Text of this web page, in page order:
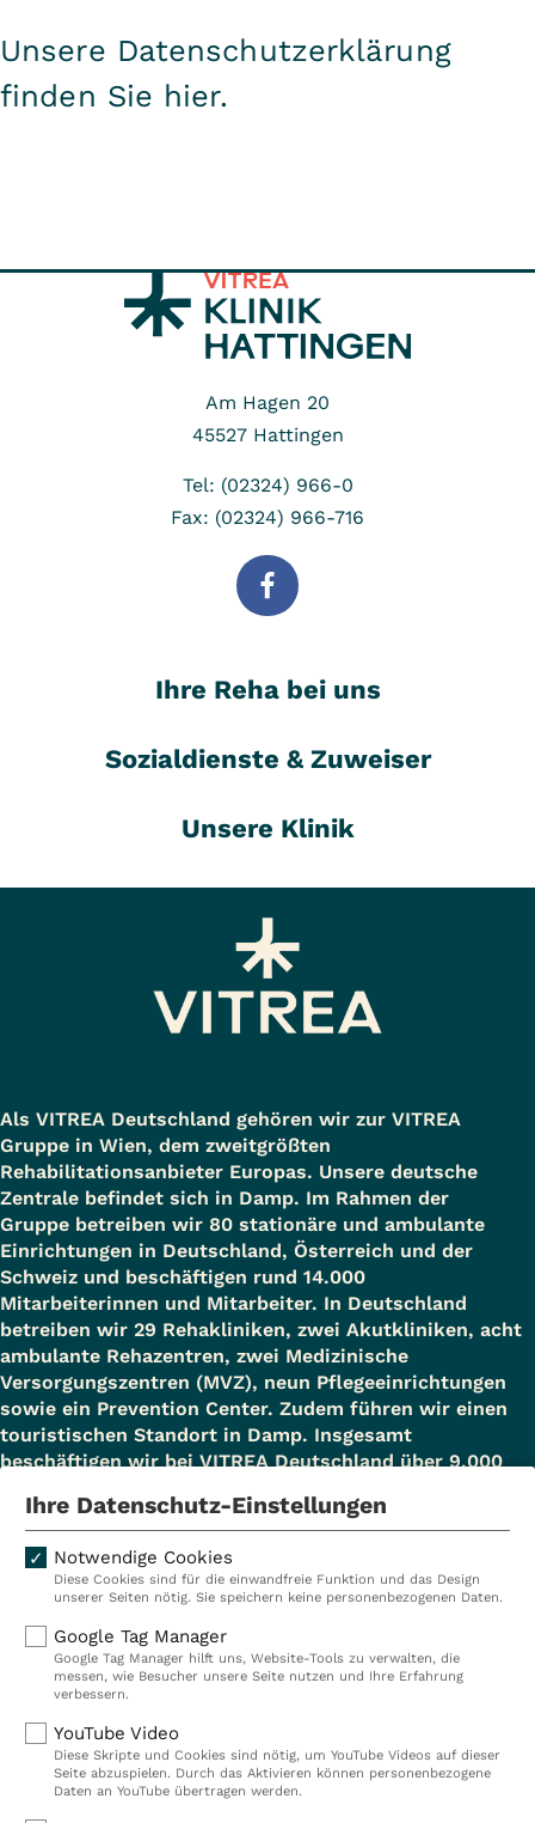
Unsere Datenschutzerklärung
finden Sie hier.
Am Hagen 20
45527 Hattingen
Tel: (02324) 966-0
Fax: (02324) 966-716
Ihre Reha bei uns
Sozialdienste & Zuweiser
Unsere Klinik
Als VITREA Deutschland gehören wir zur VITREA
Gruppe in Wien, dem zweitgrößten
Rehabilitationsanbieter Europas. Unsere deutsche
Zentrale befindet sich in Damp. Im Rahmen der
Gruppe betreiben wir 80 stationäre und ambulante
Einrichtungen in Deutschland, Österreich und der
Schweiz und beschäftigen rund 14.000
Mitarbeiterinnen und Mitarbeiter. In Deutschland
betreiben wir 29 Rehakliniken, zwei Akutkliniken, acht
ambulante Rehazentren, zwei Medizinische
Versorgungszentren (MVZ), neun Pflegeeinrichtungen
sowie ein Prevention Center. Zudem führen wir einen
touristischen Standort in Damp. Insgesamt
beschäftigen wir bei VITREA Deutschland über 9.000
Kliniken
Ambulant
Reha
Prävention
Karriere
VITREA Deutschland
IMPRESSUM
Ihre Datenschutz-Einstellungen
Notwendige Cookies
Diese Cookies sind für die einwandfreie Funktion und das Design
unserer Seiten nötig. Sie speichern keine personenbezogenen Daten.
Google Tag Manager
Google Tag Manager hilft uns, Website-Tools zu verwalten, die
messen, wie Besucher unsere Seite nutzen und Ihre Erfahrung
verbessern.
YouTube Video
Diese Skripte und Cookies sind nötig, um YouTube Videos auf dieser
Seite abzuspielen. Durch das Aktivieren können personenbezogene
Daten an YouTube übertragen werden.